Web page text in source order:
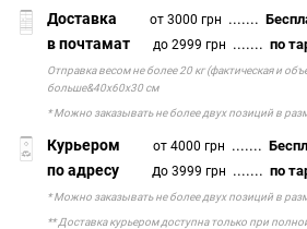
Доставка от 3000 грн .......
в почтамат до 2999 грн .......по
Отправка весом не более 20 кг (фактическая и
больше&40х60х30 см
* Можно заказывать не более двух позиций в
Курьером от 4000 грн .......
по адресу до 3999 грн .......по
* Можно заказывать не более двух позиций в
** Доставка курьером доступна только при